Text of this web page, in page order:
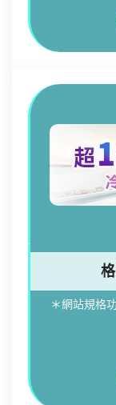
＊網站規格